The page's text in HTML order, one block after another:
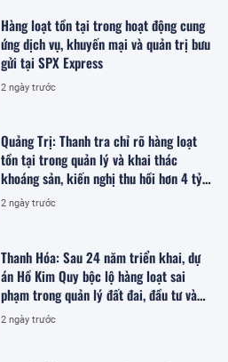
Hàng loạt tồn tại trong hoạt động cung
ứng dịch vụ, khuyến mại và quản trị bưu
gửi tại SPX Express
2 ngày trước
Quảng Trị: Thanh tra chỉ rõ hàng loạt
tồn tại trong quản lý và khai thác
khoáng sản, kiến nghị thu hồi hơn 4 tỷ
đồng
2 ngày trước
Thanh Hóa: Sau 24 năm triển khai, dự
án Hồ Kim Quy bộc lộ hàng loạt sai
phạm trong quản lý đất đai, đầu tư và
quy hoạch
2 ngày trước